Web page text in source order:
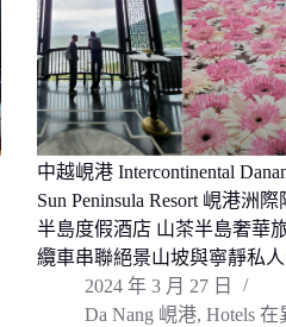
中越峴港 Intercontinental
Sun Peninsula Resort 峴港洲際
半島度假酒店 山茶半島奢華
纜車串聯絕景山坡與寧靜私
2024 年 3 月 27 日
Da Nang 峴港, Hotels 在